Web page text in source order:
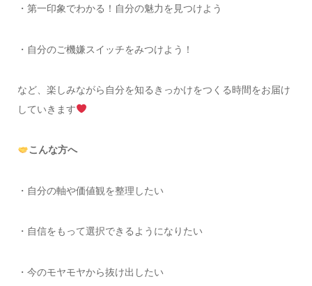
・第一印象でわかる！自分の魅力を見つけよう
・自分のご機嫌スイッチをみつけよう！
など、楽しみながら自分を知るきっかけをつくる時間をお届け
していきます
こんな方へ
・自分の軸や価値観を整理したい
・自信をもって選択できるようになりたい
・今のモヤモヤから抜け出したい